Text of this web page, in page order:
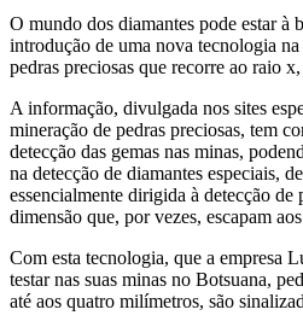
O mundo dos diamantes pode estar à
introdução de uma nova tecnologia
pedras preciosas que recorre ao raio
A informação, divulgada nos sites
mineração de pedras preciosas, tem
detecção das gemas nas minas,
na detecção de diamantes especiais,
essencialmente dirigida à detecção de
dimensão que, por vezes, escapam
Com esta tecnologia, que a empresa
testar nas suas minas no Botsuana,
até aos quatro milímetros, são